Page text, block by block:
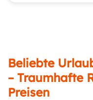
Beliebte
– Traumhafte
Preisen